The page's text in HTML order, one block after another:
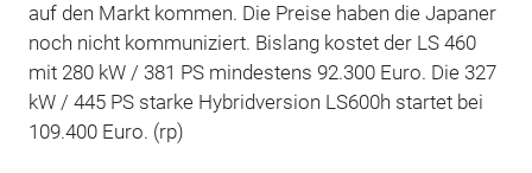
auf den Markt kommen. Die Preise haben die Japaner
noch nicht kommuniziert. Bislang kostet der LS 460
mit 280 kW / 381 PS mindestens 92.300 Euro. Die 327
kW / 445 PS starke Hybridversion LS600h startet bei
109.400 Euro. (rp)